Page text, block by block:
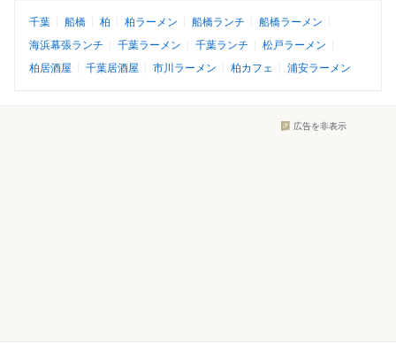
千葉 船橋 柏 柏ラーメン 船橋ランチ
船橋ラーメン
海浜幕張ランチ
千葉ラーメン 千葉ランチ
松戸ラーメン
柏居酒屋
千葉居酒屋 市川ラーメン 柏カフェ 浦安ラーメン
広告を非表示